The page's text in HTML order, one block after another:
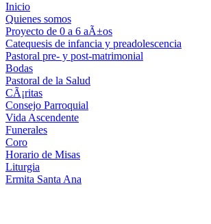
Inicio
Quienes somos
Proyecto de 0 a 6 aÃ±os
Catequesis de infancia y preadolescencia
Pastoral pre- y post-matrimonial
Bodas
Pastoral de la Salud
CÃ¡ritas
Consejo Parroquial
Vida Ascendente
Funerales
Coro
Horario de Misas
Liturgia
Ermita Santa Ana